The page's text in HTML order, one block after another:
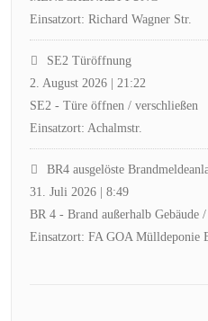
Einsatzort: Richard Wagner Str.
SE2 Türöffnung
2. August 2026
21:22
SE2 - Türe öffnen / verschließen
Einsatzort: Achalmstr.
BR4 ausgelöste
31. Juli 2026
8:49
BR 4 - Brand außerhalb Gebäude
Einsatzort: FA GOA Mülldeponie